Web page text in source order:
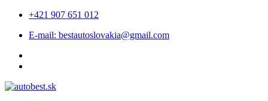
+421 907 651 012
E-mail: bestautoslovakia@gmail.com